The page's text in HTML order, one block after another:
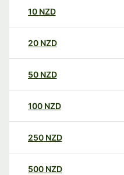
10 NZD
20 NZD
50 NZD
100 NZD
250 NZD
500 NZD